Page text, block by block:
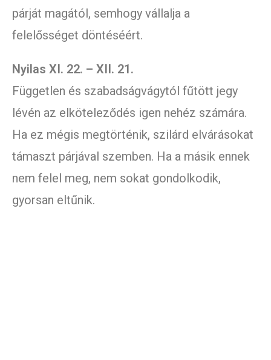
párját magától, semhogy vállalja a
felelősséget döntéséért.
Nyilas XI. 22. – XII. 21.
Független és szabadságvágytól fűtött jegy
lévén az elköteleződés igen nehéz számára.
Ha ez mégis megtörténik, szilárd elvárásokat
támaszt párjával szemben. Ha a másik ennek
nem felel meg, nem sokat gondolkodik,
gyorsan eltűnik.